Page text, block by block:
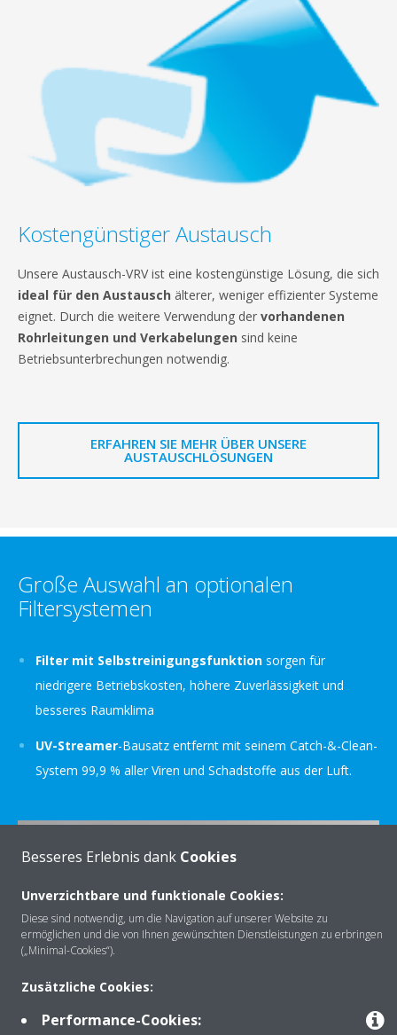
Kostengünstiger Austausch
Unsere Austausch-VRV ist eine kostengünstige Lösung, die sich
ideal für den Austausch älterer, weniger effizienter Systeme
eignet. Durch die weitere Verwendung der vorhandenen
Rohrleitungen und Verkabelungen sind keine
Betriebsunterbrechungen notwendig.
ERFAHREN SIE MEHR ÜBER UNSERE
AUSTAUSCHLÖSUNGEN
Große Auswahl an optionalen
Filtersystemen
Filter mit Selbstreinigungsfunktion sorgen für
niedrigere Betriebskosten, höhere Zuverlässigkeit und
besseres Raumklima
UV-Streamer-Bausatz entfernt mit seinem Catch-&-Clean-
System 99,9 % aller Viren und Schadstoffe aus der Luft.
Besseres Erlebnis dank Cookies
Unverzichtbare und funktionale Cookies:
Diese sind notwendig, um die Navigation auf unserer Website zu
ermöglichen und die von Ihnen gewünschten Dienstleistungen zu erbringen
(„Minimal-Cookies“).
Zusätzliche Cookies:
Performance-Cookies: